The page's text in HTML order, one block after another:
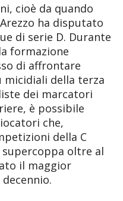
cioè da quando
ha disputato
di serie D. Durante
formazione
di affrontare
della terza
dei marcatori
è possibile
che,
della C
oltre al
il maggior